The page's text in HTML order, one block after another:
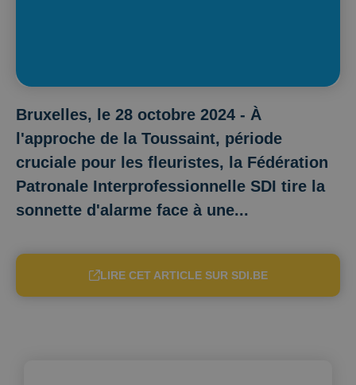
Bruxelles, le 28 octobre 2024 - À
l'approche de la Toussaint, période
cruciale pour les fleuristes, la Fédération
Patronale Interprofessionnelle SDI tire la
sonnette d'alarme face à une...
LIRE CET ARTICLE SUR SDI.BE